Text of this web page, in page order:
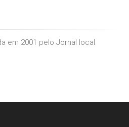
em 2001 pelo Jornal local